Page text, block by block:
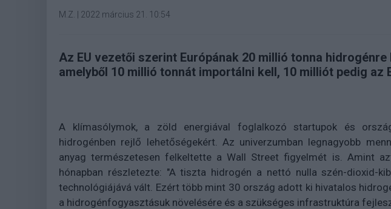
M.Z. 2022 március 21. 10:54
Az EU vezetői szerint Európának 20 millió tonna
amelyből 10 millió tonnát importálni kell, 10 milliót pedig az
A klímasólymok, a zöld energiával foglalkozó startupok és
hidrogénben rejlő lehetőségekért. Az univerzumban legnagyobb
anyag természetesen felkeltette a Wall Street figyelmét is. Amint
hónapban részletezte: "A tiszta hidrogén a nettó nulla szén-dioxid-
technológiájává vált. Ezért több mint 30 ország adott ki hivatalos
a hidrogénfogyasztásuk növelésére és a szükséges infrastruktúra